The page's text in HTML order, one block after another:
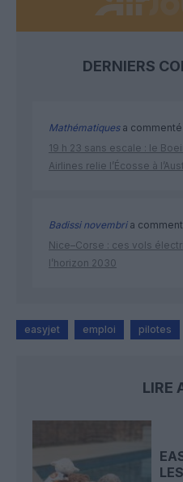
DERNIERS
Mathématiquesa commenté
19 h 23 sans escale : le
Airlines relie l’Écosse à
Badissi novembria
Nice–Corse : ces vols
l’horizon 2030
easyjet emploi pilotes
LIRE